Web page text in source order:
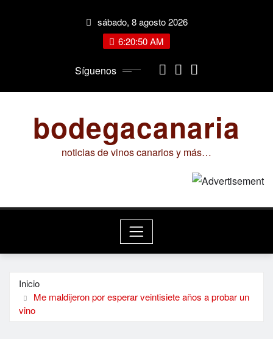
sábado, 8 agosto 2026
6:20:51 AM
Síguenos
bodegacanaria
noticias de vinos canarios y más…
Inicio
Me maldijeron por esperar veintisiete años a probar un
vino